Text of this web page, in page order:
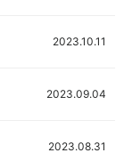
2023.10.11
2023.09.04
2023.08.31